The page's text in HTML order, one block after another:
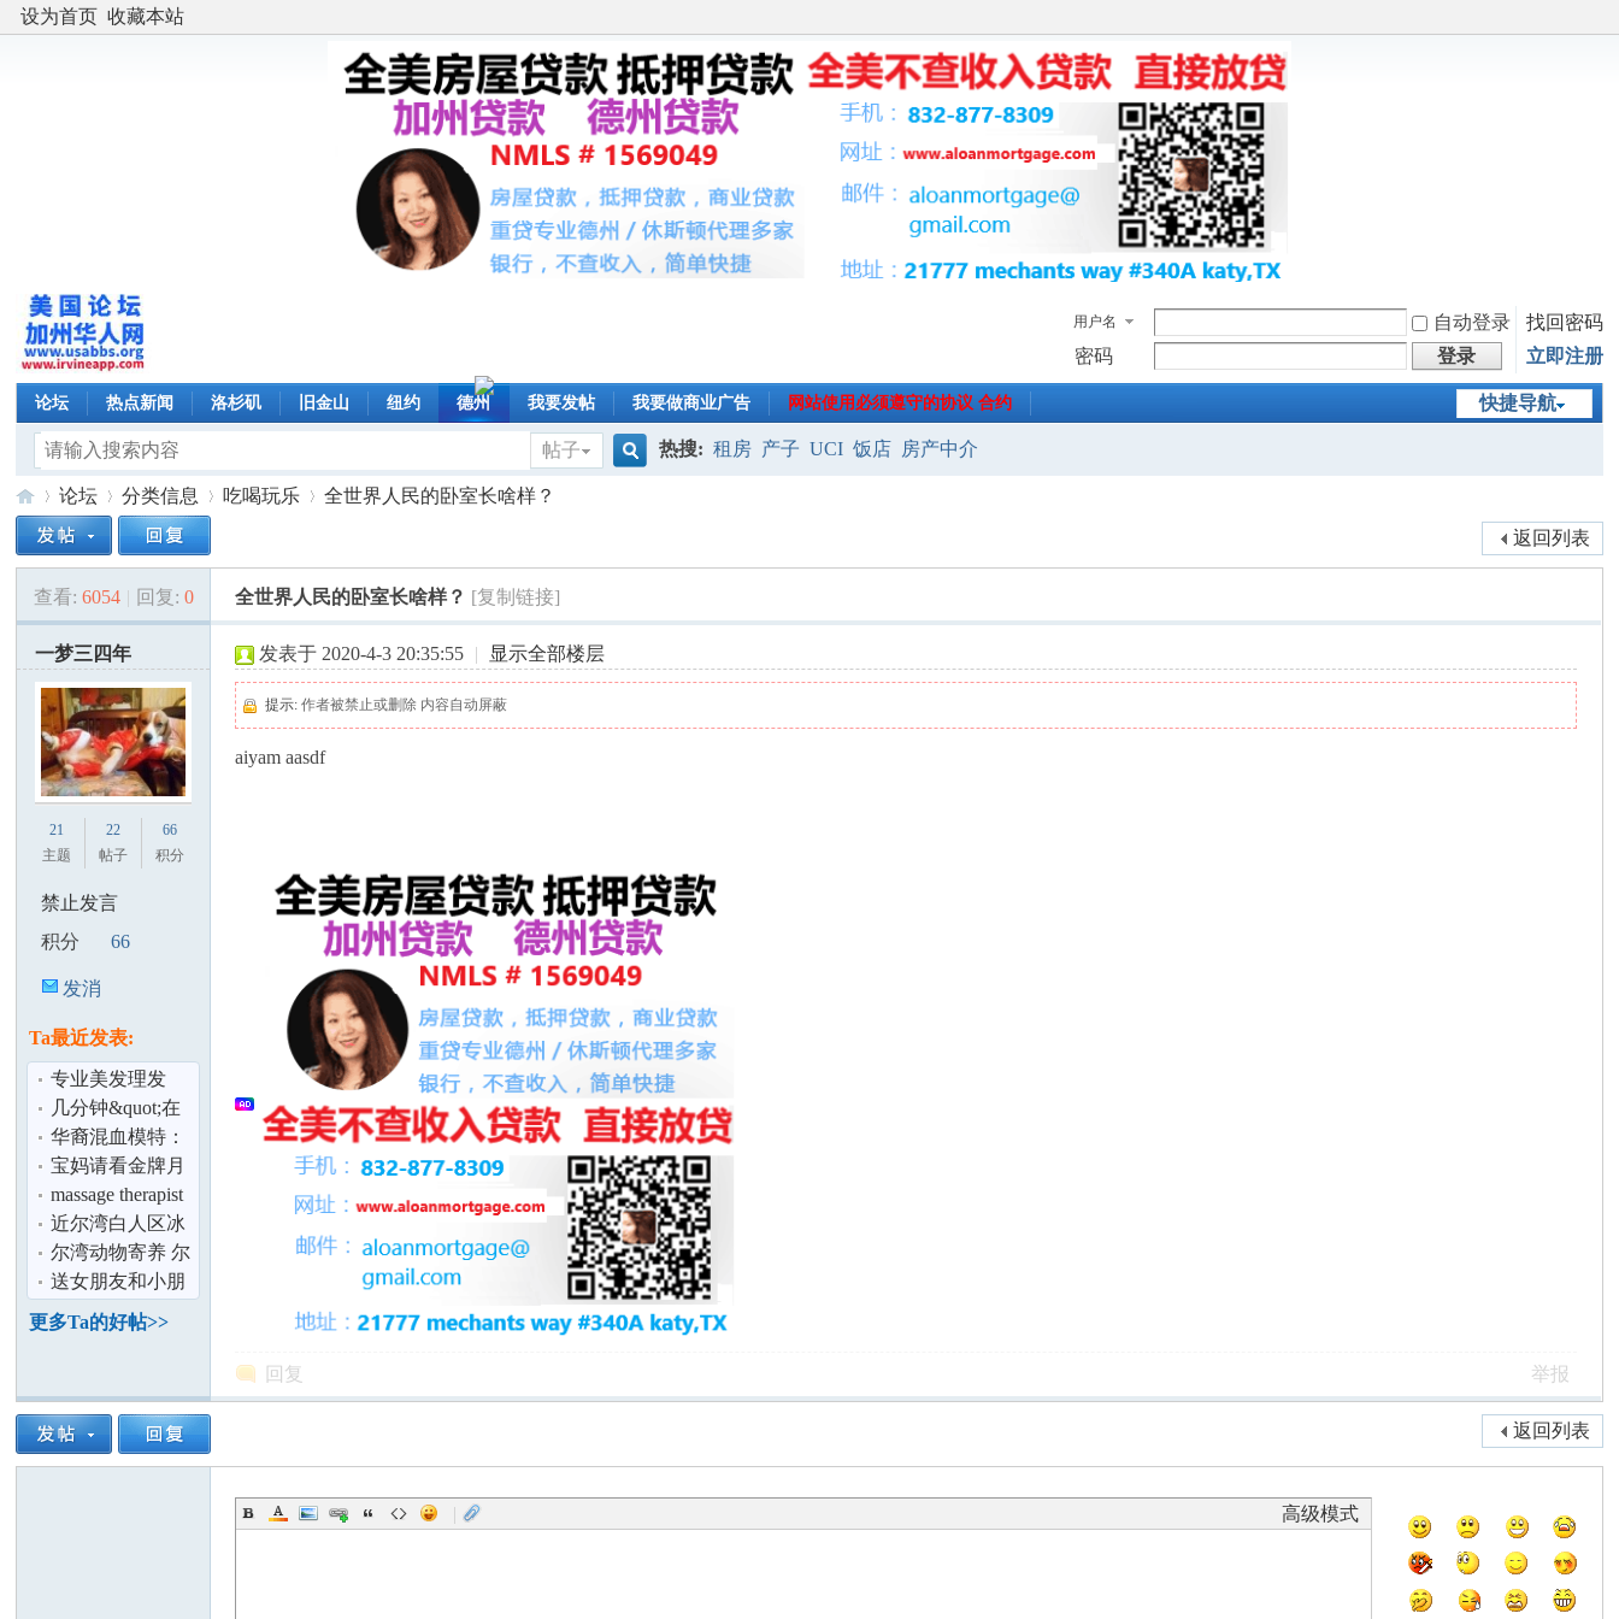
设为首页 收藏本站
用户名 自动登录
找回密码
密码
登录 立即注册
快捷导航
论坛 热点新闻 洛杉矶 旧金山 纽约 德州 我要发帖 我要做商业广告 网站使用必须遵守的协议 合约
帖子
热搜: 租房 产子 UCI 饭店 房产中介
美
坛
»
论坛
›
分类信息 吃喝玩乐
›
全世界人民的卧室长啥样？
返回列表
查看: 6054 | 回复: 0 全世界人民的卧室长啥样？ [复制链接]
一梦三四年
21
主题
22
帖子
66
积分
禁止发言
积分
66
发消
Ta最近发表:
专业美发理发
几分钟&quot;在
美华人文化认同
感&quot;问卷
华裔混血模特：
别叫我中国女孩
摄影师当场
宝妈请看金牌月
嫂制作广式营养
台湾月子餐
massage therapist
wanted
近尔湾白人区冰
淇淋店转让,可做
E-2身份！-
尔湾动物寄养 尔
湾Pet Hotel
送女朋友和小朋
友的最佳礼物
更多Ta的好帖>>
发表于 2020-4-3 20:35:55 | 显示全部楼层
提示:作者被禁止或删除 内容自动屏蔽
aiyam aasdf
回复 举报
返回列表
高级模式
|